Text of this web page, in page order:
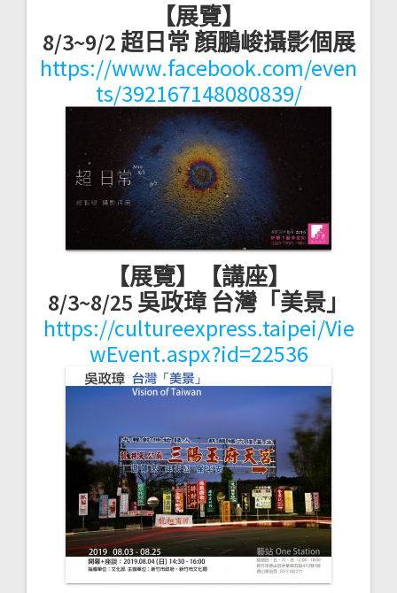
【展覽】
8/3~9/2 超日常 顏鵬峻攝影個展
https://www.facebook.com/even
ts/392167148080839/
【展覽】【講座】
8/3~8/25 吳政璋 台灣「美景」
https://cultureexpress.taipei/Vie
wEvent.aspx?id=22536